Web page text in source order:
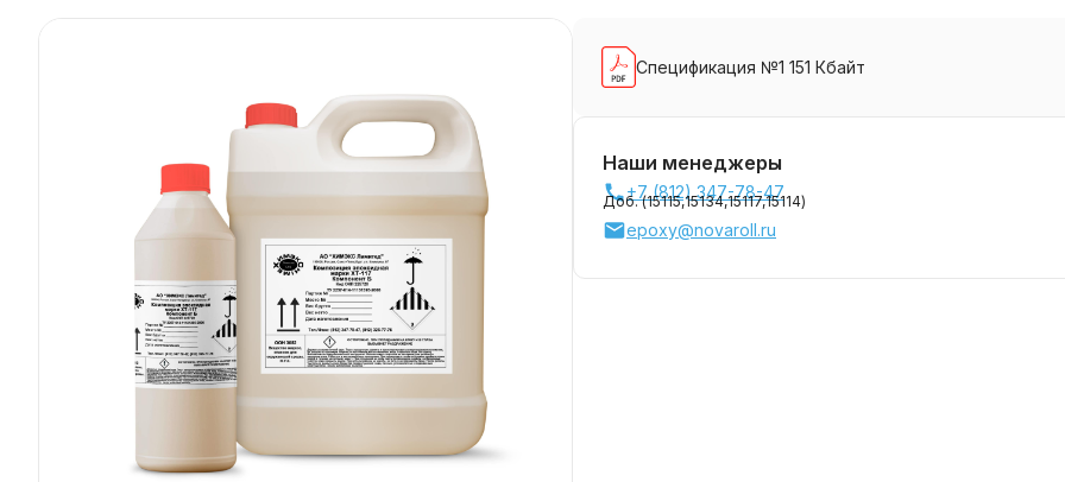
Спецификация №1 151 Кбайт
Наши менеджеры
+7 (812) 347-78-47
Доб. (15115,15134,15117,15114)
epoxy@novaroll.ru